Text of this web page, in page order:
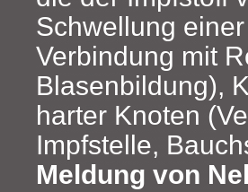
Schwellung
Verbindung mit
Blasenbildung),
harter Knoten
Impfstelle,
Meldung von